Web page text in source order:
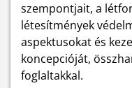
szempontjait, a
létesítmények
aspektusokat és
koncepcióját,
foglaltakkal.